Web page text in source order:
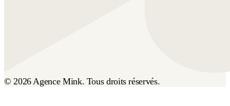
© 2026 Agence Mink. Tous droits réservés.